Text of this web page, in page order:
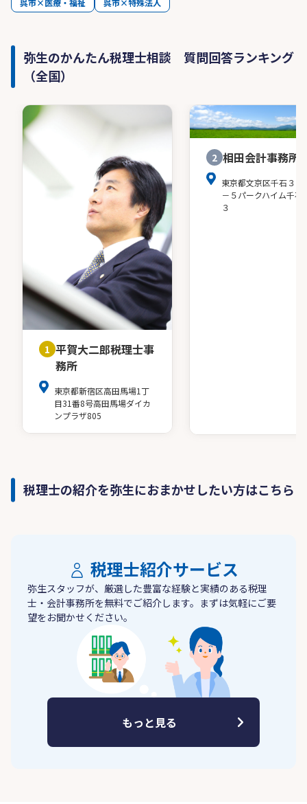
呉市×医療・福祉 呉市×特殊法人
弥生のかんたん税理士相談 質問回答ランキング
（全国）
1 平賀大二郎税理士事
務所
東京都新宿区高田馬場1丁
目31番8号高田馬場ダイカ
ンプラザ805
2 相田会計事務所
東京都文京区千石３－
－５パークハイム千石
３
税理士の紹介を弥生におまかせしたい方はこちら
税理士紹介サービス
弥生スタッフが、厳選した豊富な経験と実績のある税理
士・会計事務所を無料でご紹介します。まずは気軽にご要
望をお聞かせください。
もっと見る